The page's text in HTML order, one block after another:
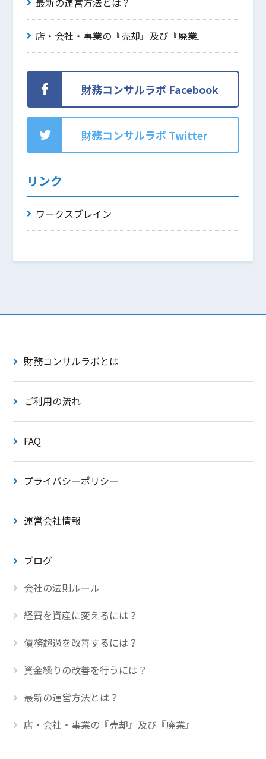
店・会社・事業の『売却』及び『廃業』
財務コンサルラボ Facebook
財務コンサルラボ Twitter
リンク
ワークスブレイン
財務コンサルラボとは
ご利用の流れ
FAQ
プライバシーポリシー
運営会社情報
ブログ
会社の法則ルール
経費を資産に変えるには？
債務超過を改善するには？
資金繰りの改善を行うには？
最新の運営方法とは？
店・会社・事業の『売却』及び『廃業』